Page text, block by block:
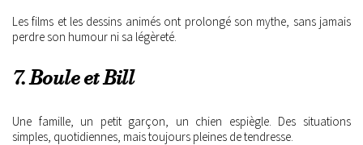
Les films et les dessins animés ont prolongé son mythe, sans jamais
perdre son humour ni sa légèreté.
7. Boule et Bill
Une famille, un petit garçon, un chien espiègle. Des situations
simples, quotidiennes, mais toujours pleines de tendresse.